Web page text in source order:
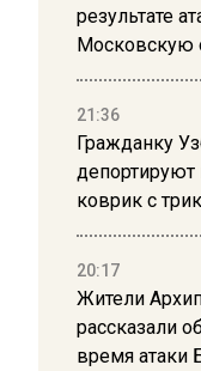
результате
Московскую
21:36
Гражданку
депортируют
коврик с
20:17
Жители
рассказали
время атаки